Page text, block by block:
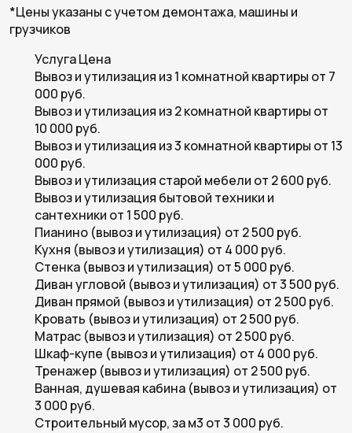
*Цены указаны с учетом демонтажа, машины и
грузчиков
УслугаЦена
Вывоз и утилизация из 1 комнатной квартиры от 7
000 руб.
Вывоз и утилизация из 2 комнатной квартиры от
10 000 руб.
Вывоз и утилизация из 3 комнатной квартиры от 13
000 руб.
Вывоз и утилизация старой мебели от 2 600 руб.
Вывоз и утилизация бытовой техники и
сантехники от 1 500 руб.
Пианино (вывоз и утилизация) от 2 500 руб.
Кухня (вывоз и утилизация) от 4 000 руб.
Стенка (вывоз и утилизация) от 5 000 руб.
Диван угловой (вывоз и утилизация) от 3 500 руб.
Диван прямой (вывоз и утилизация) от 2 500 руб.
Кровать (вывоз и утилизация) от 2 500 руб.
Матрас (вывоз и утилизация) от 2 500 руб.
Шкаф-купе (вывоз и утилизация) от 4 000 руб.
Тренажер (вывоз и утилизация) от 2 500 руб.
Ванная, душевая кабина (вывоз и утилизация) от
3 000 руб.
Строительный мусор, за м3 от 3 000 руб.